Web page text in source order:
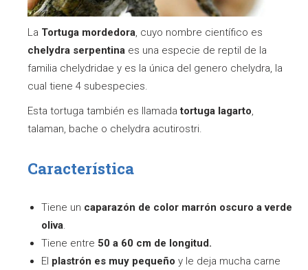
La Tortuga mordedora, cuyo nombre científico es
chelydra serpentina es una especie de reptil de la
familia chelydridae y es la única del genero chelydra, la
cual tiene 4 subespecies.
Esta tortuga también es llamadatortuga lagarto,
talaman, bache o chelydra acutirostri.
Característica
Tiene un caparazón de color marrón oscuro a verde
oliva.
Tiene entre 50 a 60 cm de longitud.
El plastrón es muy pequeño y le deja mucha carne